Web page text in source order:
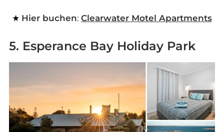
Hier buchen: Clearwater Motel Apartments
5. Esperance Bay Holiday Park